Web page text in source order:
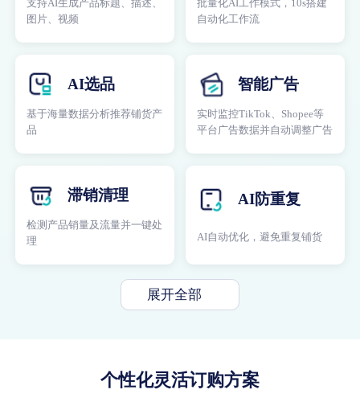
支持AI生成产品标题、描述、
图片、视频
批量化AI工作模式，10s搭建
自动化工作流
AI选品
基于海量数据分析推荐铺货产
品
智能广告
实时监控TikTok、Shopee等
平台广告数据并自动调整广告
滞销清理
检测产品销量及流量并一键处
理
AI防重复
AI自动优化，避免重复铺货
展开全部
个性化灵活订购方案